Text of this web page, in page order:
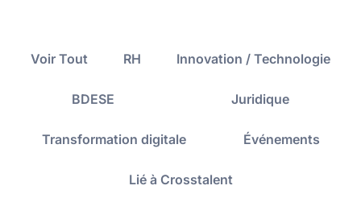
Voir Tout RH Innovation / Technologie
BDESE Juridique
Transformation digitale Événements
Lié à Crosstalent